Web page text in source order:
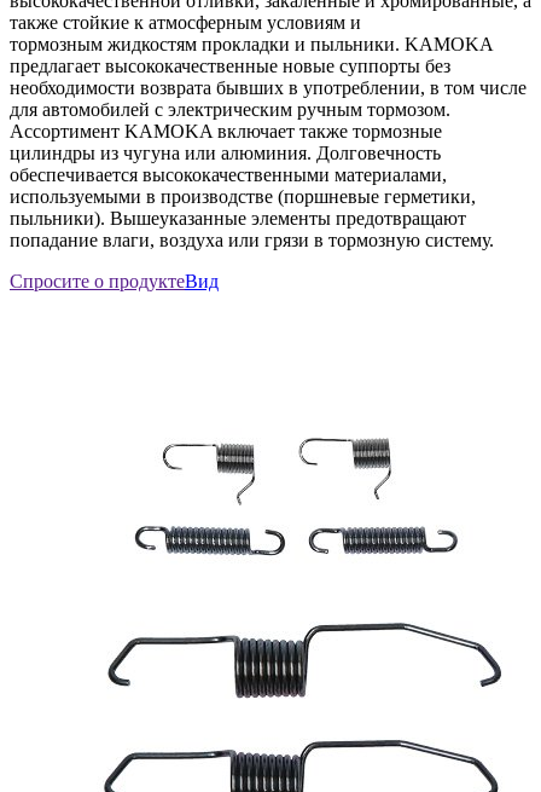
также стойкие к атмосферным условиям и
тормозным жидкостям прокладки и пыльники. KAMOKA
предлагает высококачественные новые суппорты без
необходимости возврата бывших в употреблении, в том числе
для автомобилей с электрическим ручным тормозом.
Ассортимент KAMOKA включает также тормозные
цилиндры из чугуна или алюминия. Долговечность
обеспечивается высококачественными материалами,
используемыми в производстве (поршневые герметики,
пыльники). Вышеуказанные элементы предотвращают
попадание влаги, воздуха или грязи в тормозную систему.
Спросите о продуктеВид